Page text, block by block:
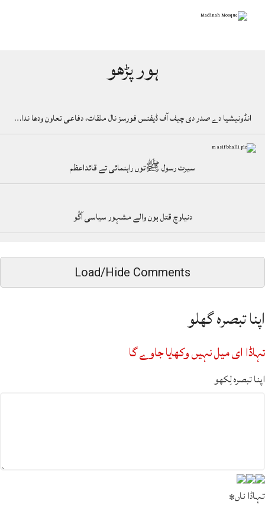
ہور پڑھو
انڈونیشیا دے صدر دی چیف آف ڈیفنس فورسز نال ملقات، دفاعی تعاون ودھا ندا…
سیرت رسول ﷺتوں راہنمائی تے قائداعظم
دنیاوچ قتل ہون والے مشہور سیاسی آگُو
Load/Hide Comments
اپنا تبصرہ گھلو
تہاڈا ای میل نہیں وکھایا جاوے گا
اپنا تبصرہ لِکھو
تہاڈا ناں*